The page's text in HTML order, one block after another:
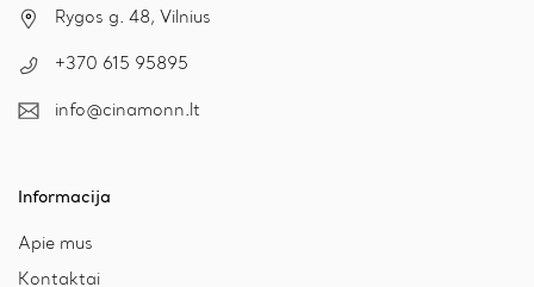
Rygos g. 48, Vilnius
+370 615 95895
info@cinamonn.lt
Informacija
Apie mus
Kontaktai